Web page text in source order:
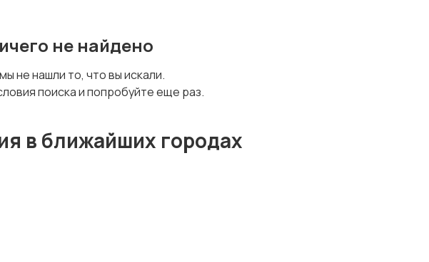
не найдено
не нашли то, что вы искали.
поиска и попробуйте еще раз.
в ближайших городах